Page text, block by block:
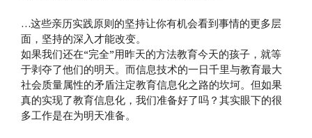
…这些亲历实践原则的坚持让你有机会看到事情的更多层
面，坚持的深入才能改变。
如果我们还在“完全”用昨天的方法教育今天的孩子，就等
于剥夺了他们的明天。而信息技术的一日千里与教育最大
社会质量属性的矛盾注定教育信息化之路的坎坷。但如果
真的实现了教育信息化，我们准备好了吗？其实眼下的很
多工作是在为明天准备。